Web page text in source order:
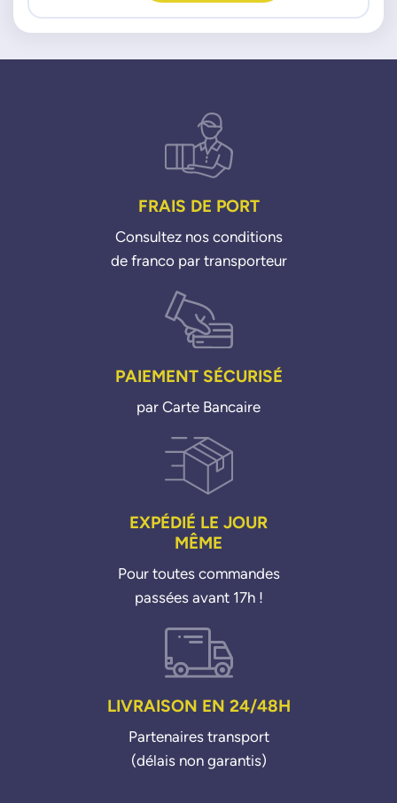
FRAIS DE PORT
Consultez nos conditions
de franco par transporteur
PAIEMENT SÉCURISÉ
par Carte Bancaire
EXPÉDIÉ LE JOUR
MÊME
Pour toutes commandes
passées avant 17h !
LIVRAISON EN 24/48H
Partenaires transport
(délais non garantis)